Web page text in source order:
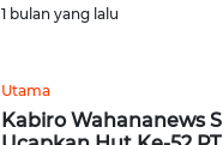
1 bulan yang lalu
Utama
Kabiro Wahananews